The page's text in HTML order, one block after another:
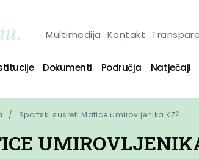
Multimedija Kontakt
Dokumenti Područja Natječaji
Sportski susreti Matice umirovljenika KZŽ